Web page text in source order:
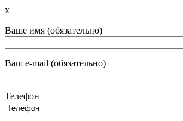
x
Ваше имя (обязательно)
Ваш e-mail (обязательно)
Телефон